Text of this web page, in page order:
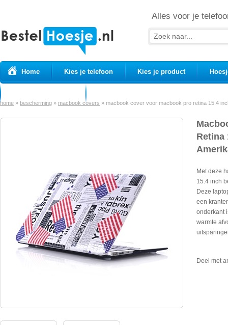
Alles voor je
Home Kies je telefoon Kies je product
home » bescherming » macbook covers » macbook cover voor macbook pro retina 15.4
Retina
Met deze
15.4 inch
Deze
een
onderkant
warmte
Deel met